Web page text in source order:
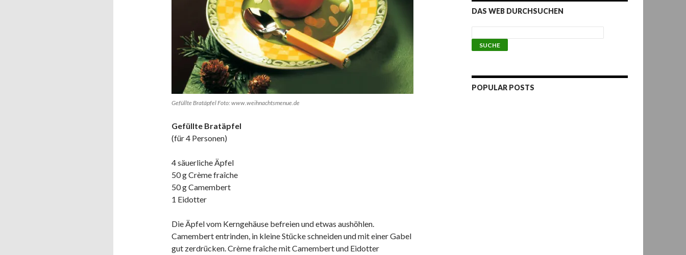
Gefüllte Bratäpfel Foto: www.weihnachtsmenue.de
Gefüllte Bratäpfel
(für 4 Personen)
4 säuerliche Äpfel
50 g Crème fraîche
50 g Camembert
1 Eidotter
Die Äpfel vom Kerngehäuse befreien und etwas aushöhlen.
Camembert entrinden, in kleine Stücke schneiden und mit einer Gabel
gut zerdrücken. Crème fraîche mit Camembert und Eidotter
DAS WEB DURCHSUCHEN
POPULAR POSTS